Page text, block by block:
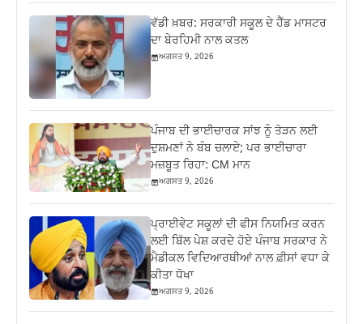
ਵੱਡੀ ਖ਼ਬਰ: ਸਰਕਾਰੀ ਸਕੂਲ ਦੇ ਹੈੱਡ ਮਾਸਟਰ
ਦਾ ਬੇਰਹਿਮੀ ਨਾਲ ਕਤਲ
ਅਗਸਤ 9, 2026
ਪੰਜਾਬ ਦੀ ਭਾਈਚਾਰਕ ਸਾਂਝ ਨੂੰ ਤੋੜਨ ਲਈ
ਦੁਸ਼ਮਣਾਂ ਨੇ ਬੰਬ ਚਲਾਏ; ਪਰ ਭਾਈਚਾਰਾ
ਮਜ਼ਬੂਤ ਰਿਹਾ: CM ਮਾਨ
ਅਗਸਤ 9, 2026
ਪ੍ਰਾਈਵੇਟ ਸਕੂਲਾਂ ਦੀ ਫੀਸ ਨਿਯਮਿਤ ਕਰਨ
ਲਈ ਬਿੱਲ ਪੇਸ਼ ਕਰਦੇ ਹੋਏ ਪੰਜਾਬ ਸਰਕਾਰ ਨੇ
ਮੈਡੀਕਲ ਵਿਦਿਆਰਥੀਆਂ ਨਾਲ ਫ਼ੀਸਾਂ ਵਧਾ ਕੇ
ਕੀਤਾ ਧੋਖਾ
ਅਗਸਤ 9, 2026